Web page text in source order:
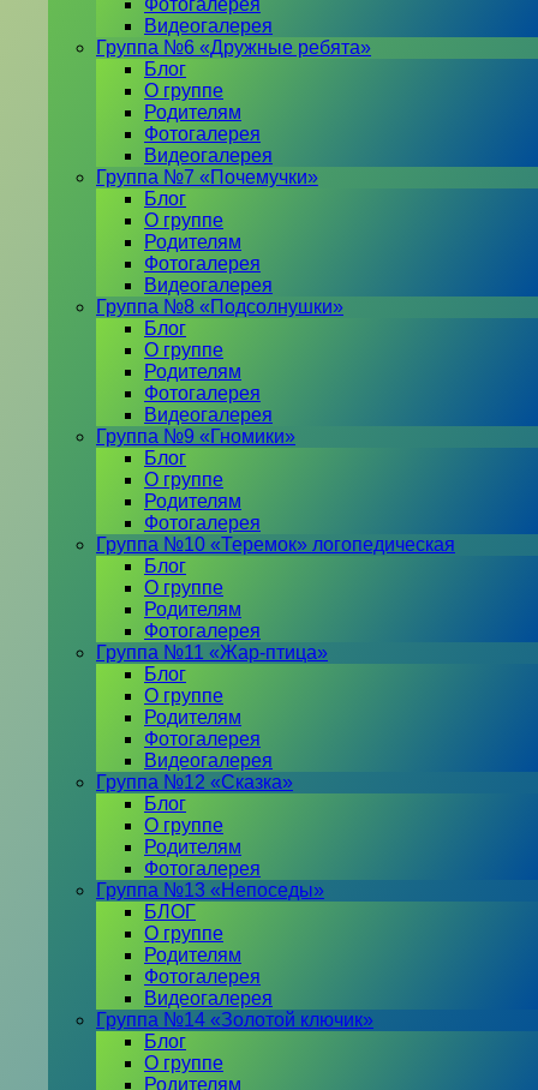
Фотогалерея
Видеогалерея
Группа №6 «Дружные ребята»
Блог
О группе
Родителям
Фотогалерея
Видеогалерея
Группа №7 «Почемучки»
Блог
О группе
Родителям
Фотогалерея
Видеогалерея
Группа №8 «Подсолнушки»
Блог
О группе
Родителям
Фотогалерея
Видеогалерея
Группа №9 «Гномики»
Блог
О группе
Родителям
Фотогалерея
Группа №10 «Теремок» логопедическая
Блог
О группе
Родителям
Фотогалерея
Группа №11 «Жар-птица»
Блог
О группе
Родителям
Фотогалерея
Видеогалерея
Группа №12 «Сказка»
Блог
О группе
Родителям
Фотогалерея
Группа №13 «Непоседы»
БЛОГ
О группе
Родителям
Фотогалерея
Видеогалерея
Группа №14 «Золотой ключик»
Блог
О группе
Родителям